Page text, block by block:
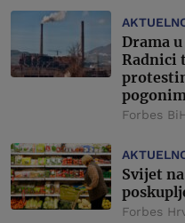
Drama
Radnici
Forbes
Svijet
Forbes